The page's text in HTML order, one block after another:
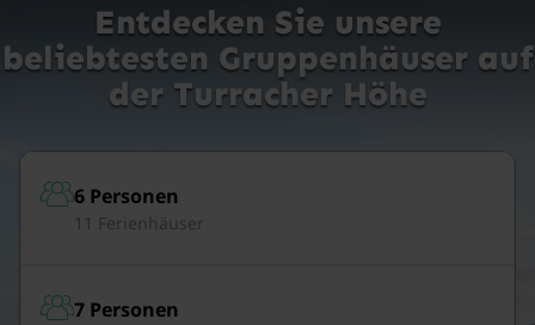
Entdecken Sie unsere
beliebtesten Gruppenhäuser auf
der Turracher Höhe
6 Personen
11 Ferienhäuser
7 Personen